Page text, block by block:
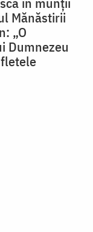
Mănăstirii
„O
Dumnezeu